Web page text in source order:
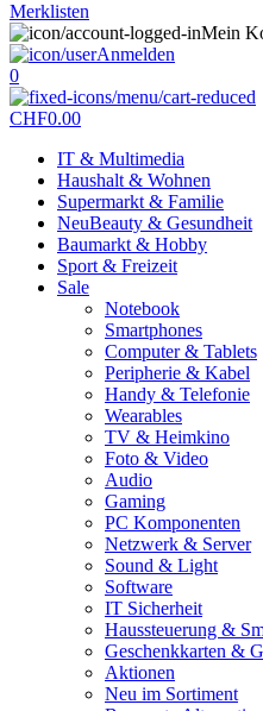
Merklisten
Mein
Anmelden
0
CHF0.00
IT & Multimedia
Haushalt & Wohnen
Supermarkt & Familie
NeuBeauty & Gesundheit
Baumarkt & Hobby
Sport & Freizeit
Sale
Notebook
Smartphones
Computer & Tablets
Peripherie & Kabel
Handy & Telefonie
Wearables
TV & Heimkino
Foto & Video
Audio
Gaming
PC Komponenten
Netzwerk & Server
Sound & Light
Software
IT Sicherheit
Haussteuerung &
Geschenkkarten &
Aktionen
Neu im Sortiment